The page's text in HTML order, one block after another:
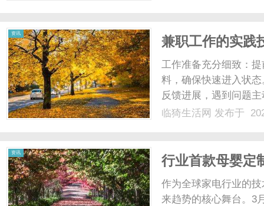
资讯
兼职工作的实践
工作准备充分细致：
料，确保快速进入状
反馈进展，遇到问题
理与工作技巧，在有
临猗生活网 发布于
资讯
行业首款母婴定
树，发布母婴科
作为全球家电行业的
来趋势的核心舞台。3